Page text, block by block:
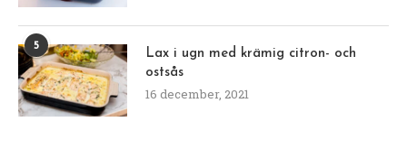
5
Lax i ugn med krämig citron- och
ostsås
16 december, 2021